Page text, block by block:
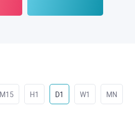
M15 H1 D1 W1 MN